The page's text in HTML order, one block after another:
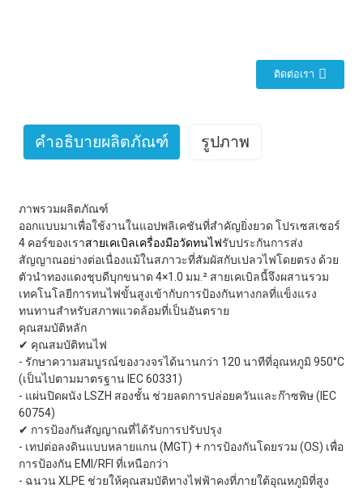
ติดต่อเรา
คำอธิบายผลิตภัณฑ์ รูปภาพ
ภาพรวมผลิตภัณฑ์
ออกแบบมาเพื่อใช้งานในแอปพลิเคชันที่สำคัญยิ่งยวด โปรเซสเซอร์
4 คอร์ของเราสายเคเบิลเครื่องมือวัดทนไฟรับประกันการส่ง
สัญญาณอย่างต่อเนื่องแม้ในสภาวะที่สัมผัสกับเปลวไฟโดยตรง ด้วย
ตัวนำทองแดงชุบดีบุกขนาด 4×1.0 มม.² สายเคเบิลนี้จึงผสานรวม
เทคโนโลยีการทนไฟขั้นสูงเข้ากับการป้องกันทางกลที่แข็งแรง
ทนทานสำหรับสภาพแวดล้อมที่เป็นอันตราย
คุณสมบัติหลัก
✔ คุณสมบัติทนไฟ
- รักษาความสมบูรณ์ของวงจรได้นานกว่า 120 นาทีที่อุณหภูมิ 950°C
(เป็นไปตามมาตรฐาน IEC 60331)
- แผ่นปิดผนัง LSZH สองชั้น ช่วยลดการปล่อยควันและก๊าซพิษ (IEC
60754)
✔ การป้องกันสัญญาณที่ได้รับการปรับปรุง
- เทปต่อลงดินแบบหลายแกน (MGT) + การป้องกันโดยรวม (OS) เพื่อ
การป้องกัน EMI/RFI ที่เหนือกว่า
- ฉนวน XLPE ช่วยให้คุณสมบัติทางไฟฟ้าคงที่ภายใต้อุณหภูมิที่สูง